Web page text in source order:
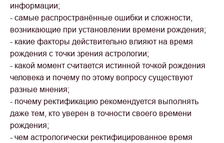
информации;
- самые распространённые ошибки и сложности,
возникающие при установлении времени рождения;
- какие факторы действительно влияют на время
рождения с точки зрения астрологии;
- какой момент считается истинной точкой рождения
человека и почему по этому вопросу существуют
разные мнения;
- почему ректификацию рекомендуется выполнять
даже тем, кто уверен в точности своего времени
рождения;
- чем астрологически ректифицированное время